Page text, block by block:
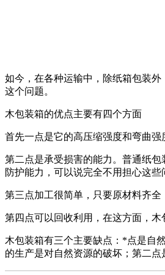
如今，在各种运输中，除纸箱包装
这个问题。
木包装箱的优点主要有四个方面
首先一点是它的高压缩强度和弯曲
第二点是承受损害的能力。普通纸
防护能力，可以说完全不用担心这些
第三点加工很简单，只要原材料齐
第四点可以回收利用，在这方面，木
木包装箱有三个主要缺点：*点是自
的生产是对自然资源的破坏；第二